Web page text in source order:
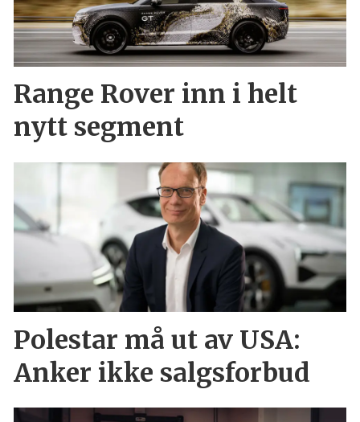
Range Rover inn i helt
nytt segment
Polestar må ut av USA:
Anker ikke salgsforbud